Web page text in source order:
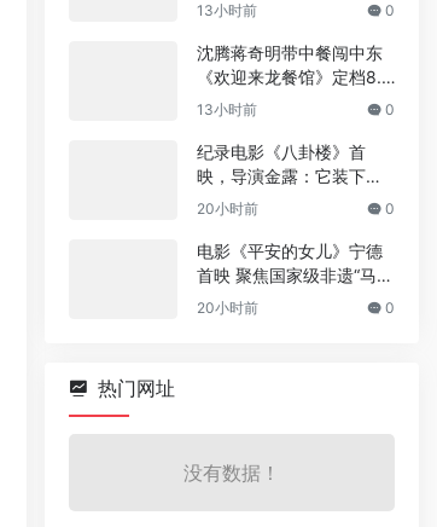
13小时前 0
沈腾蒋奇明带中餐闯中东
《欢迎来龙餐馆》定档8.1
1
13小时前 0
纪录电影《八卦楼》首
映，导演金露：它装下了
厦门的百年风雨‌
20小时前 0
电影《平安的女儿》宁德
首映 聚焦国家级非遗“马仙
信俗”
20小时前 0
热门网址
没有数据！